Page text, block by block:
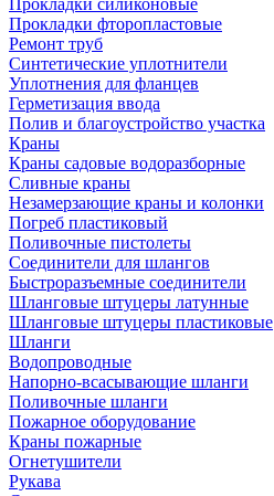
Прокладки фторопластовые
Ремонт труб
Синтетические уплотнители
Уплотнения для фланцев
Герметизация ввода
Полив и благоустройство участка
Краны
Краны садовые водоразборные
Сливные краны
Незамерзающие краны и колонки
Погреб пластиковый
Поливочные пистолеты
Соединители для шлангов
Быстроразъемные соединители
Шланговые штуцеры латунные
Шланговые штуцеры пластиковые
Шланги
Водопроводные
Напорно-всасывающие шланги
Поливочные шланги
Пожарное оборудование
Краны пожарные
Огнетушители
Рукава